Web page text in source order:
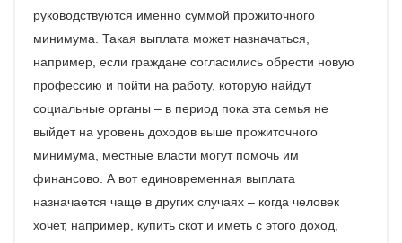
руководствуются именно суммой прожиточного
минимума. Такая выплата может назначаться,
например, если граждане согласились обрести новую
профессию и пойти на работу, которую найдут
социальные органы – в период пока эта семья не
выйдет на уровень доходов выше прожиточного
минимума, местные власти могут помочь им
финансово. А вот единовременная выплата
назначается чаще в других случаях – когда человек
хочет, например, купить скот и иметь с этого доход,